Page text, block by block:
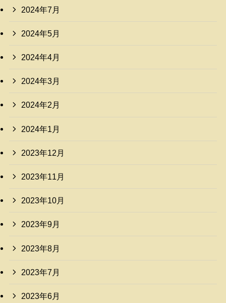
2024年7月
2024年5月
2024年4月
2024年3月
2024年2月
2024年1月
2023年12月
2023年11月
2023年10月
2023年9月
2023年8月
2023年7月
2023年6月